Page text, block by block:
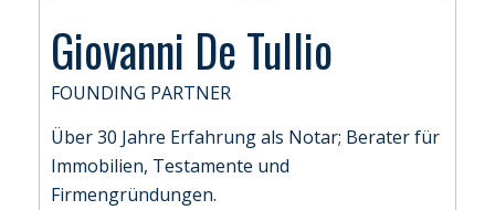
Giovanni De Tullio
FOUNDING PARTNER
Über 30 Jahre Erfahrung als Notar; Berater für
Immobilien, Testamente und
Firmengründungen.